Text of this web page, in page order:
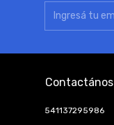
Contactános
541137295986